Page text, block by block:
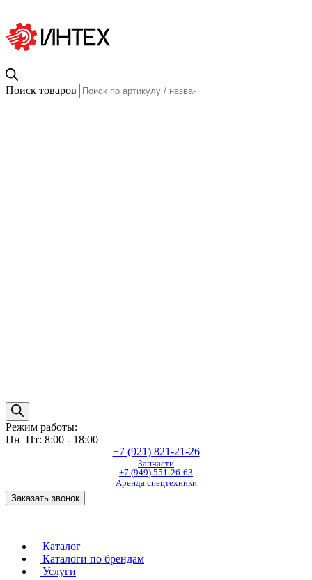
Поиск товаров
Режим работы:
Пн–Пт: 8:00 - 18:00
+7 (921) 821-21-26
Запчасти
+7 (949) 551-26-63
Аренда спецтехники
Заказать звонок
Каталог
Каталоги по брендам
Услуги